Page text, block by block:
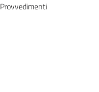
Provvedimenti